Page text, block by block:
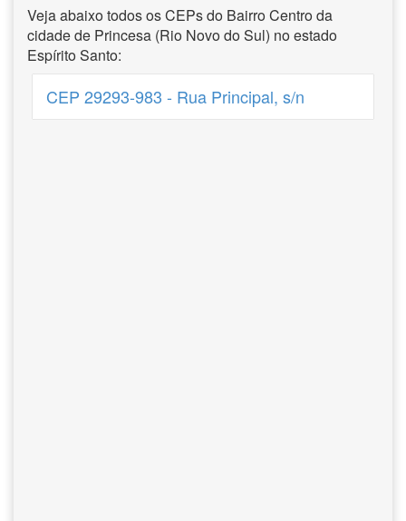
Veja abaixo todos os CEPs do Bairro Centro da
cidade de Princesa (Rio Novo do Sul) no estado
Espírito Santo:
CEP 29293-983 - Rua Principal, s/n